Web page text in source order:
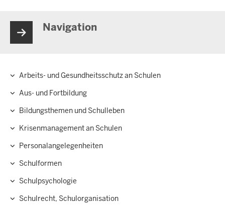
Navigation
Arbeits- und Gesundheitsschutz an Schulen
Aus- und Fortbildung
Bildungsthemen und Schulleben
Krisenmanagement an Schulen
Personalangelegenheiten
Schulformen
Schulpsychologie
Schulrecht, Schulorganisation